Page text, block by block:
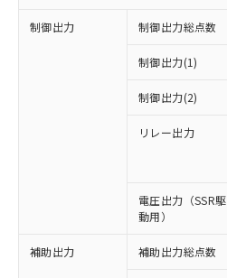
制御出力 制御出力総点数
制御出力(1)
制御出力(2)
リレー出力
電圧出力（SSR駆
動用）
補助出力 補助出力総点数